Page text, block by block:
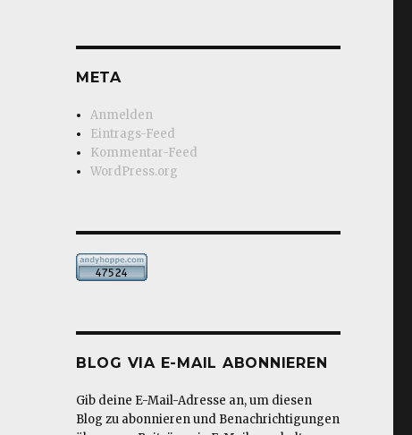
META
Anmelden
Eintrags-Feed
Kommentar-Feed
WordPress.org
BLOG VIA E-MAIL ABONNIEREN
Gib deine E-Mail-Adresse an, um diesen
Blog zu abonnieren und Benachrichtigungen